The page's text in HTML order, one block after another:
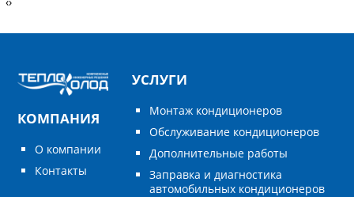
КОМПАНИЯ
О компании
Контакты
УСЛУГИ
Монтаж кондиционеров
Обслуживание кондиционеров
Дополнительные работы
Заправка и диагностика
автомобильных кондиционеров